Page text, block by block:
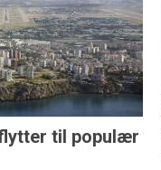
til populær